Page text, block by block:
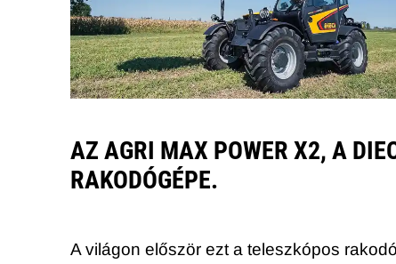
AZ AGRI MAX POWER X2, A
RAKODÓGÉPE.
A világon először ezt a teleszkópos